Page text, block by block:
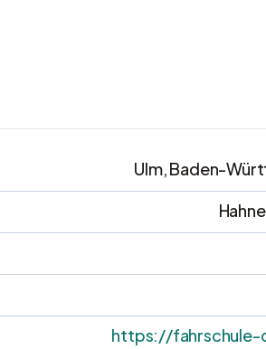
Ulm, Baden-
https://fahrschule-